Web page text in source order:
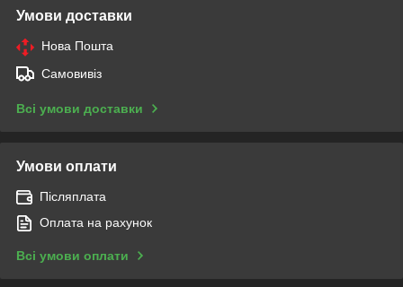
Умови доставки
Нова Пошта
Самовивіз
Всі умови доставки
Умови оплати
Післяплата
Оплата на рахунок
Всі умови оплати